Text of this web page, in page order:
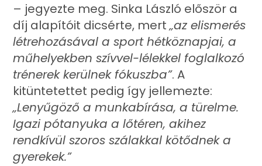
– jegyezte meg. Sinka László először a
díj alapítóit dicsérte, mert„az elismerés
létrehozásával a sport hétköznapjai, a
műhelyekben szívvel-lélekkel foglalkozó
trénerek kerülnek fókuszba”. A
kitüntetettet pedig így jellemezte:
„Lenyűgöző a munkabírása, a türelme.
Igazi pótanyuka a lőtéren, akihez
rendkívül szoros szálakkal kötődnek a
gyerekek.”